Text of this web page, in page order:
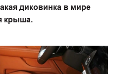
диковинка в мире
крыша.